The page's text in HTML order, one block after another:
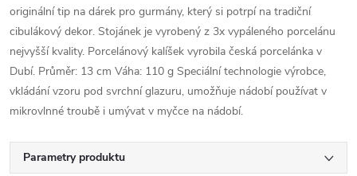
originální tip na dárek pro gurmány, který si potrpí na tradiční
cibulákový dekor. Stojánek je vyrobený z 3x vypáleného porcelánu
nejvyšší kvality. Porcelánový kalíšek vyrobila česká porcelánka v
Dubí. Průměr: 13 cm Váha: 110 g Speciální technologie výrobce,
vkládání vzoru pod svrchní glazuru, umožňuje nádobí používat v
mikrovlnné troubě i umývat v myčce na nádobí.
Parametry produktu